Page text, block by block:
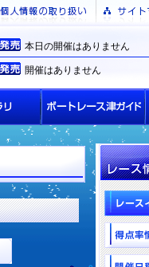
本日の開催はありません
開催はありません